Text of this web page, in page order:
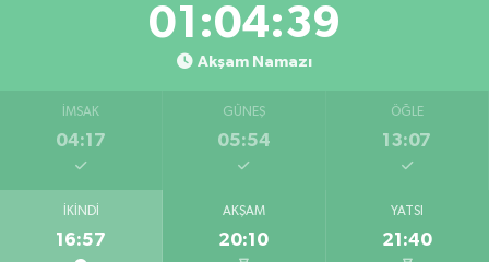
01:04:39
Akşam Namazı
İMSAK
04:17
GÜNEŞ
05:54
ÖĞLE
13:07
İKINDI
16:57
AKŞAM
20:10
YATSI
21:40